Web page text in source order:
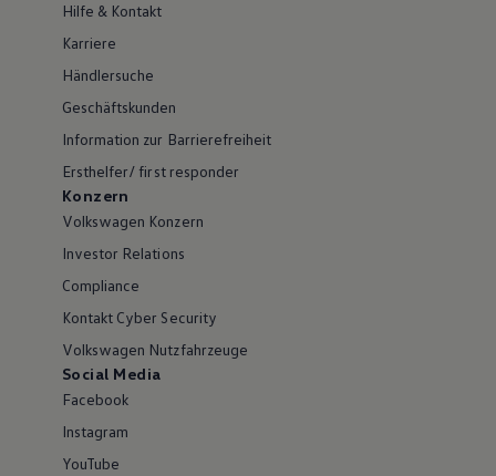
Hilfe & Kontakt
Karriere
Händlersuche
Geschäftskunden
Information zur Barrierefreiheit
Ersthelfer/ first responder
Konzern
Volkswagen Konzern
Investor Relations
Compliance
Kontakt Cyber Security
Volkswagen Nutzfahrzeuge
Social Media
Facebook
Instagram
YouTube